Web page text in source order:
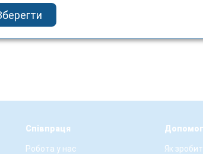
Співпраця
Робота у нас Як